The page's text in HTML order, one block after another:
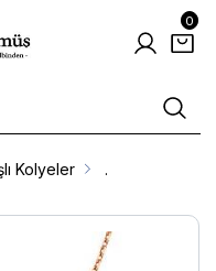
0
Kolyeler .